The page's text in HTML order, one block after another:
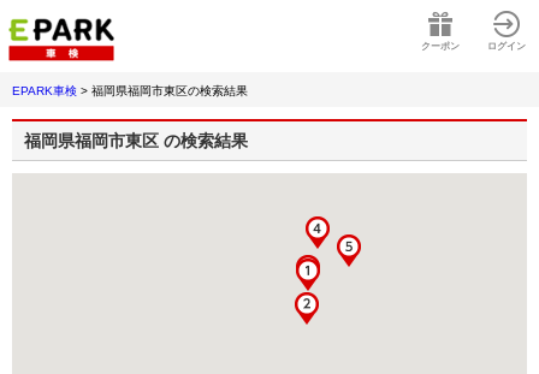
クーポン ログイン
EPARK車検 > 福岡県福岡市東区の検索結果
福岡県福岡市東区 の検索結果